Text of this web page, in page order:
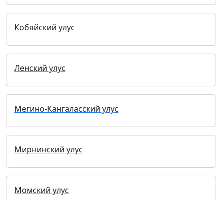
Кобяйский улус
Ленский улус
Мегино-Кангаласский улус
Мирнинский улус
Момский улус